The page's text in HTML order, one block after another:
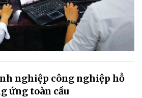
nghiệp công nghiệp hỗ
ứng toàn cầu